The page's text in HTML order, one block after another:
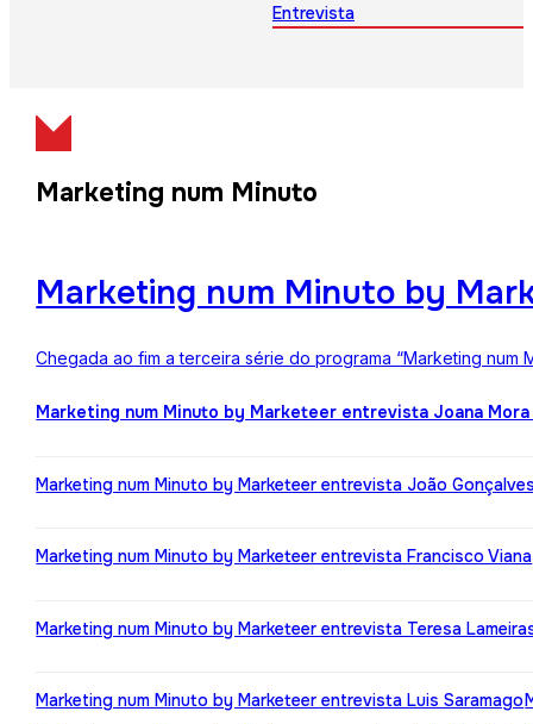
Entrevista
Marketing num Minuto
Marketing num Minuto by
Chegada ao fim a terceira série do programa “Marketing
Marketing num Minuto by Marketeer entrevista Joana
Marketing num Minuto by Marketeer entrevista João
Marketing num Minuto by Marketeer entrevista Francisco Viana
Marketing num Minuto by Marketeer entrevista Teresa
Marketing num Minuto by Marketeer entrevista Luis Saramago